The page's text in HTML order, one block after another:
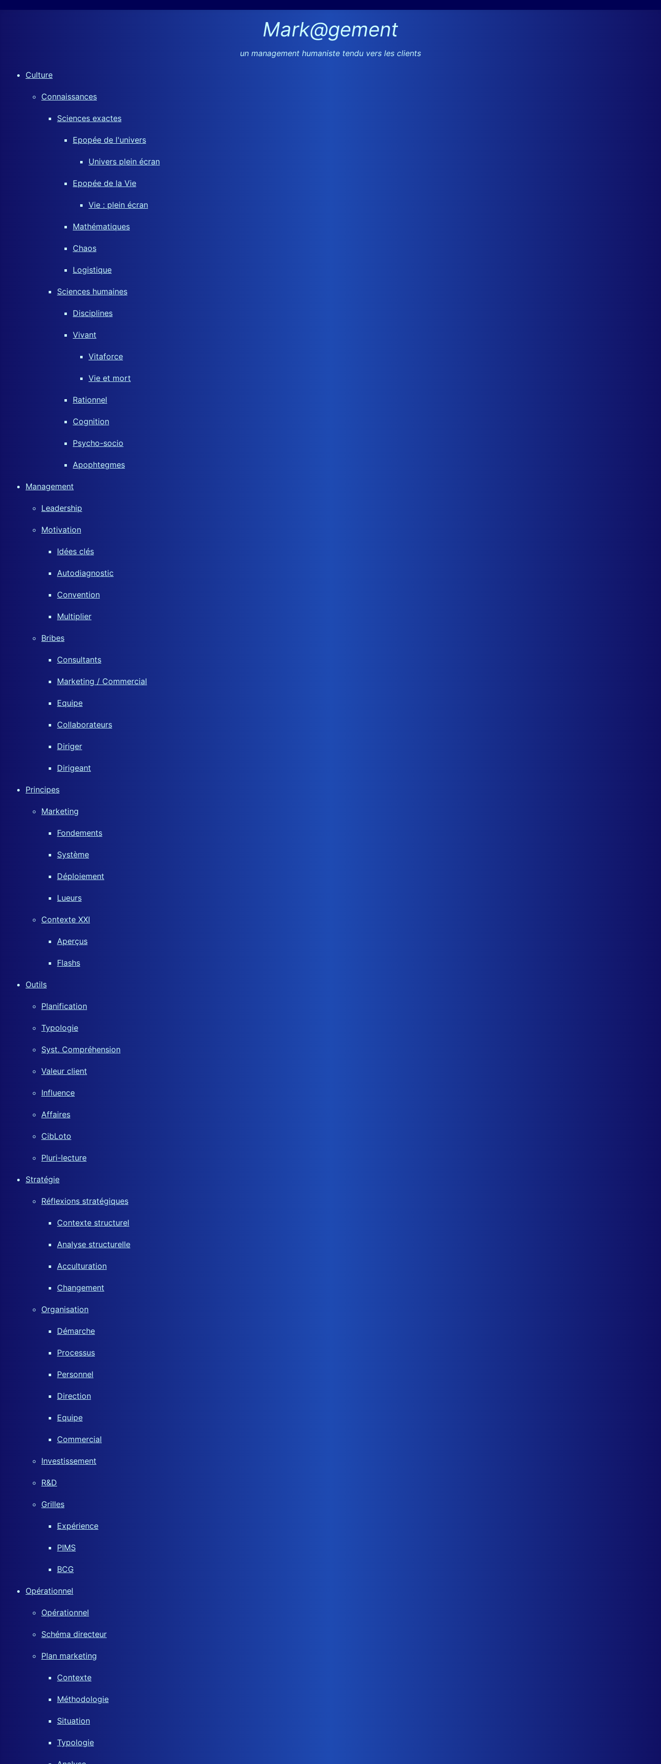
Mark@gement
un management humaniste tendu vers les clients
Culture
Connaissances
Sciences exactes
Epopée de l'univers
Univers plein écran
Epopée de la Vie
Vie : plein écran
Mathématiques
Chaos
Logistique
Sciences humaines
Disciplines
Vivant
Vitaforce
Vie et mort
Rationnel
Cognition
Psycho-socio
Apophtegmes
Management
Leadership
Motivation
Idées clés
Autodiagnostic
Convention
Multiplier
Bribes
Consultants
Marketing / Commercial
Equipe
Collaborateurs
Diriger
Dirigeant
Principes
Marketing
Fondements
Système
Déploiement
Lueurs
Contexte XXI
Aperçus
Flashs
Outils
Planification
Typologie
Syst. Compréhension
Valeur client
Influence
Affaires
CibLoto
Pluri-lecture
Stratégie
Réflexions stratégiques
Contexte structurel
Analyse structurelle
Acculturation
Changement
Organisation
Démarche
Processus
Personnel
Direction
Equipe
Commercial
Investissement
R&D
Grilles
Expérience
PIMS
BCG
Opérationnel
Opérationnel
Schéma directeur
Plan marketing
Contexte
Méthodologie
Situation
Typologie